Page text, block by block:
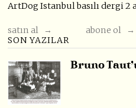
ArtDog Istanbul basılı dergi 2
satın al →
abone ol →
SON YAZILAR
Bruno